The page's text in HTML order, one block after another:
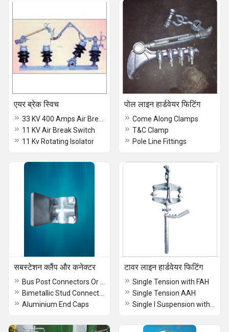
एयर ब्रेक स्विच
11 KV Air Break Switch
11 Kv Rotating Isolator
पोल लाइन हार्डवेयर फिटिंग
Come Along Clamps
T&C Clamp
Pole Line Fittings
सबस्टेशन क्लैंप और कनेक्टर
Aluminium End Caps
टावर लाइन हार्डवेयर फिटिंग
Single Tension with FAH
Single Tension AAH